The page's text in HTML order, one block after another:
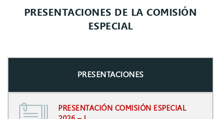
PRESENTACIONES DE LA COMISIÓN
ESPECIAL
PRESENTACIONES
PRESENTACIÓN COMISIÓN ESPECIAL